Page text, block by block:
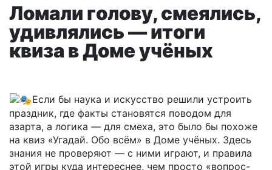
Ломали голову, смеялись,
удивлялись — итоги
квиза в Доме учёных
Если бы наука и искусство решили устроить
праздник, где факты становятся поводом для
азарта, а логика — для смеха, это было бы похоже
на квиз «Угадай. Обо всём» в Доме учёных. Здесь
знания не проверяют — с ними играют, и правила
этой игры куда интереснее, чем просто «вопрос-